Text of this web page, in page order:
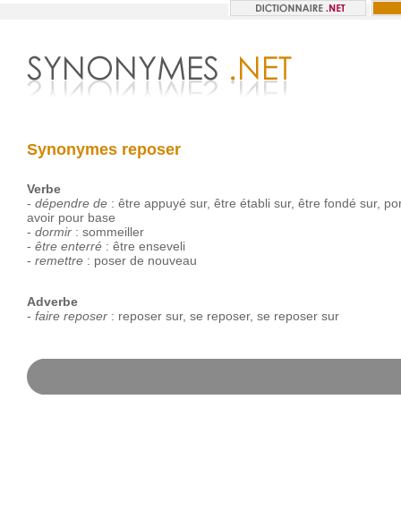
Synonymes reposer
Verbe
- dépendre de: être appuyé sur, être établi sur, être fondé sur,
avoir pour base
- dormir: sommeiller
- être enterré: être enseveli
- remettre: poser de nouveau
Adverbe
- faire reposer: reposer sur, se reposer, se reposer sur